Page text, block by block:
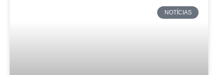
NOTÍCIAS